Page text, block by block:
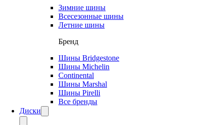
Зимние шины
Всесезонные шины
Летние шины
Бренд
Шины Bridgestone
Шины Michelin
Continental
Шины Marshal
Шины Pirelli
Все бренды
Диски